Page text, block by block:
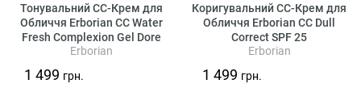
Тонувальний CC-Крем для
Обличчя Erborian CC Water
Fresh Complexion Gel Dore
Erborian
1 499 грн.
Коригувальний CC-Крем для
Обличчя Erborian CC Dull
Correct SPF 25
Erborian
1 499 грн.